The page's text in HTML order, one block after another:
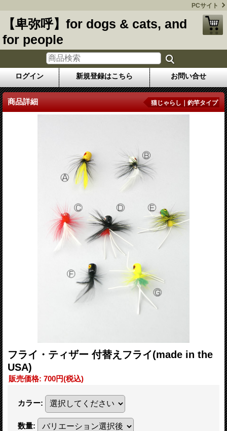
PCサイト
【卑弥呼】for dogs & cats, and
for people
ログイン 新規登録はこちら お問い合せ
商品詳細 猫じゃらし｜釣竿タイプ
フライ・ティザー 付替えフライ(made in the
USA)
販売価格: 700円(税込)
カラー:
数量: